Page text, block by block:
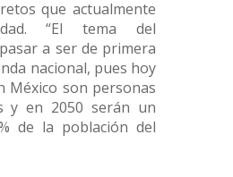
que actualmente
“El tema del
a ser de primera
nacional, pues hoy
México son personas
y en 2050 serán un
de la población del